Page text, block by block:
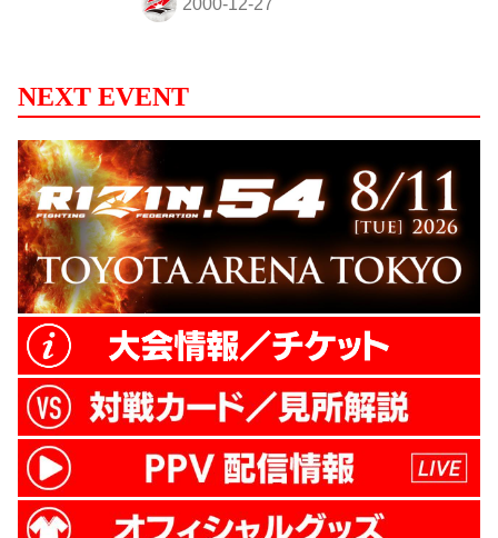
代でシュートボクセアカデミーの門を叩
ラジルの大会で着実に勝利を重ねる。24歳
にして既に17戦を経験しており、シュート
ボクセが太鼓判を押す若手有望株だ。フラ
イ級の選手の中では飛び抜けて身長が高
く、長いリーチを駆使した遠い距離からの
打撃やサブミッションを得...
NEXT EVENT